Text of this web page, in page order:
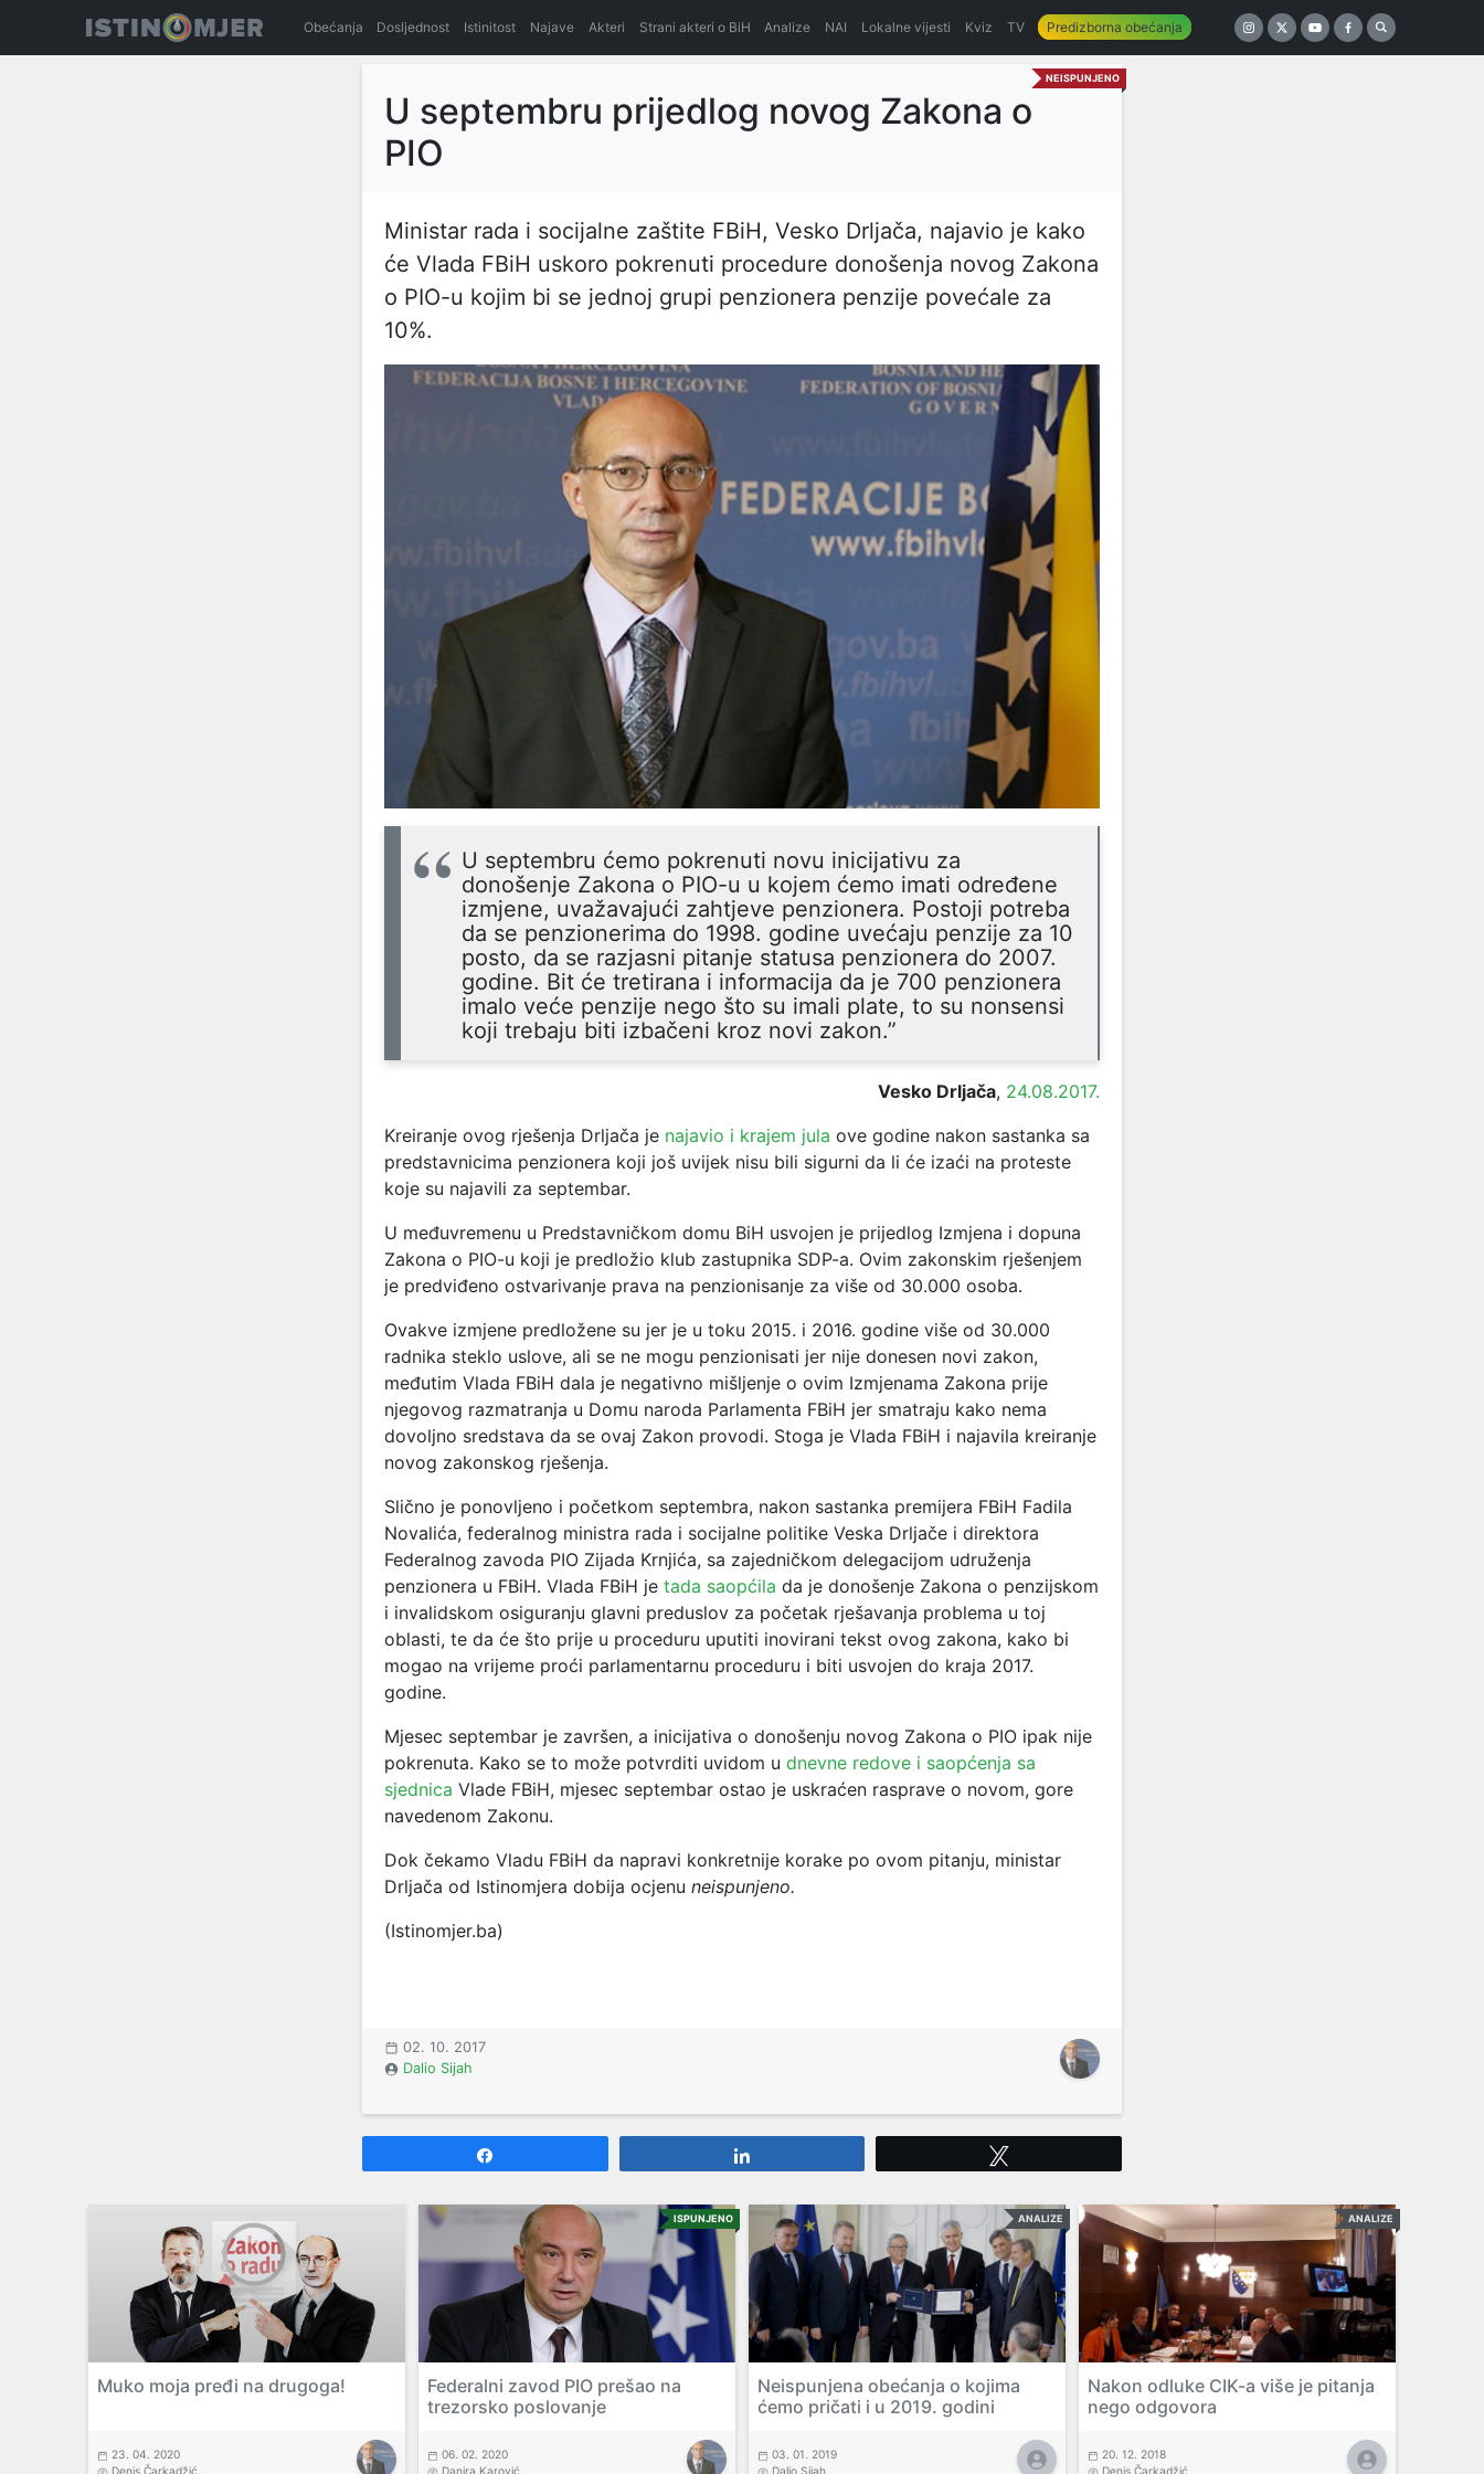
Obećanja Dosljednost Istinitost Najave Akteri Strani akteri o BiH Analize NAI Lokalne vijesti Kviz TV Predizborna obećanja
NEISPUNJENO
U septembru prijedlog novog Zakona o
PIO
Ministar rada i socijalne zaštite FBiH, Vesko Drljača, najavio je kako
će Vlada FBiH uskoro pokrenuti procedure donošenja novog Zakona
o PIO-u kojim bi se jednoj grupi penzionera penzije povećale za
10%.
U septembru ćemo pokrenuti novu inicijativu za
donošenje Zakona o PIO-u u kojem ćemo imati određene
izmjene, uvažavajući zahtjeve penzionera. Postoji potreba
da se penzionerima do 1998. godine uvećaju penzije za 10
posto, da se razjasni pitanje statusa penzionera do 2007.
godine. Bit će tretirana i informacija da je 700 penzionera
imalo veće penzije nego što su imali plate, to su nonsensi
koji trebaju biti izbačeni kroz novi zakon.”
Vesko Drljača, 24.08.2017.
Kreiranje ovog rješenja Drljača je najavio i krajem jula ove godine nakon sastanka sa
predstavnicima penzionera koji još uvijek nisu bili sigurni da li će izaći na proteste
koje su najavili za septembar.
U međuvremenu u Predstavničkom domu BiH usvojen je prijedlog Izmjena i dopuna
Zakona o PIO-u koji je predložio klub zastupnika SDP-a. Ovim zakonskim rješenjem
je predviđeno ostvarivanje prava na penzionisanje za više od 30.000 osoba.
Ovakve izmjene predložene su jer je u toku 2015. i 2016. godine više od 30.000
radnika steklo uslove, ali se ne mogu penzionisati jer nije donesen novi zakon,
međutim Vlada FBiH dala je negativno mišljenje o ovim Izmjenama Zakona prije
njegovog razmatranja u Domu naroda Parlamenta FBiH jer smatraju kako nema
dovoljno sredstava da se ovaj Zakon provodi. Stoga je Vlada FBiH i najavila kreiranje
novog zakonskog rješenja.
Slično je ponovljeno i početkom septembra, nakon sastanka premijera FBiH Fadila
Novalića, federalnog ministra rada i socijalne politike Veska Drljače i direktora
Federalnog zavoda PIO Zijada Krnjića, sa zajedničkom delegacijom udruženja
penzionera u FBiH. Vlada FBiH je tada saopćila da je donošenje Zakona o penzijskom
i invalidskom osiguranju glavni preduslov za početak rješavanja problema u toj
oblasti, te da će što prije u proceduru uputiti inovirani tekst ovog zakona, kako bi
mogao na vrijeme proći parlamentarnu proceduru i biti usvojen do kraja 2017.
godine.
Mjesec septembar je završen, a inicijativa o donošenju novog Zakona o PIO ipak nije
pokrenuta. Kako se to može potvrditi uvidom u dnevne redove i saopćenja sa
sjednica Vlade FBiH, mjesec septembar ostao je uskraćen rasprave o novom, gore
navedenom Zakonu.
Dok čekamo Vladu FBiH da napravi konkretnije korake po ovom pitanju, ministar
Drljača od Istinomjera dobija ocjenu neispunjeno.
(Istinomjer.ba)
02. 10. 2017
Dalio Sijah
Muko moja pređi na drugoga!
23. 04. 2020
Denis Čarkadžić
ISPUNJENO
Federalni zavod PIO prešao na
trezorsko poslovanje
06. 02. 2020
Danira Karović
ANALIZE
Neispunjena obećanja o kojima
ćemo pričati i u 2019. godini
03. 01. 2019
Dalio Sijah
ANALIZE
Nakon odluke CIK-a više je pitanja
nego odgovora
20. 12. 2018
Denis Čarkadžić